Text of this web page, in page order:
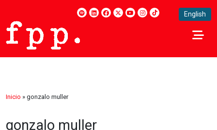
English
Inicio » gonzalo muller
gonzalo muller